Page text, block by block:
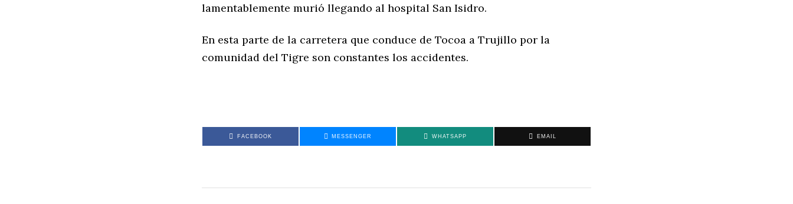
lamentablemente murió llegando al hospital San Isidro.
En esta parte de la carretera que conduce de Tocoa a Trujillo por la
comunidad del Tigre son constantes los accidentes.
FACEBOOK MESSENGER WHATSAPP EMAIL